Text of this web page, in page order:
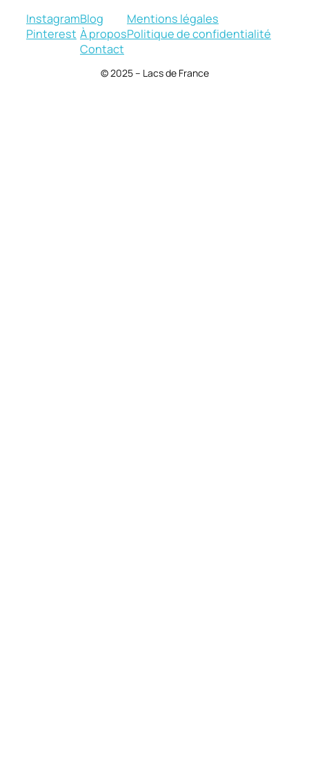
Instagram
Pinterest
Blog
À propos
Contact
Mentions légales
Politique de confidentialité
© 2025 – Lacs de France